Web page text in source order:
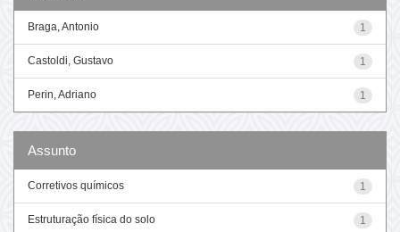
1
Braga, Antonio
1
Castoldi, Gustavo
1
Perin, Adriano
Assunto
1
Corretivos químicos
1
Estruturação física do solo